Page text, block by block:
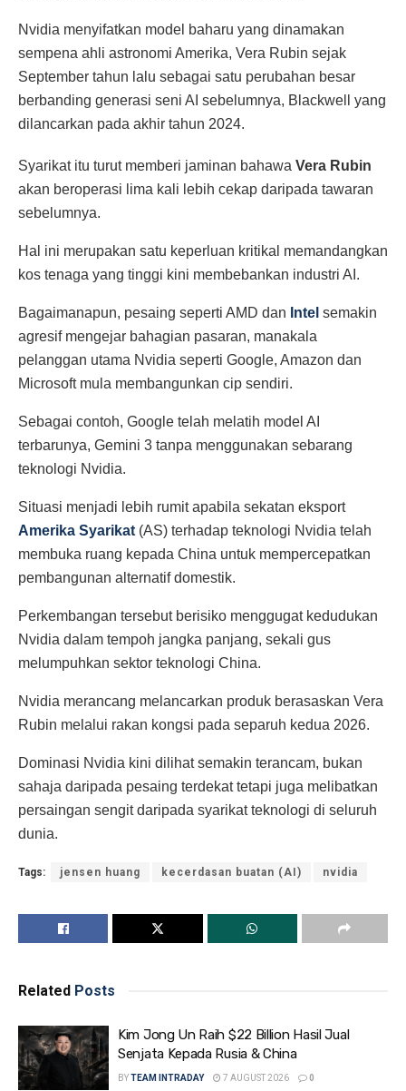
Nvidia menyifatkan model baharu yang dinamakan
sempena ahli astronomi Amerika, Vera Rubin sejak
September tahun lalu sebagai satu perubahan besar
berbanding generasi seni AI sebelumnya, Blackwell yang
dilancarkan pada akhir tahun 2024.
Syarikat itu turut memberi jaminan bahawa Vera Rubin
akan beroperasi lima kali lebih cekap daripada tawaran
sebelumnya.
Hal ini merupakan satu keperluan kritikal memandangkan
kos tenaga yang tinggi kini membebankan industri AI.
Bagaimanapun, pesaing seperti AMD dan Intel semakin
agresif mengejar bahagian pasaran, manakala
pelanggan utama Nvidia seperti Google, Amazon dan
Microsoft mula membangunkan cip sendiri.
Sebagai contoh, Google telah melatih model AI
terbarunya, Gemini 3 tanpa menggunakan sebarang
teknologi Nvidia.
Situasi menjadi lebih rumit apabila sekatan eksport
Amerika Syarikat (AS) terhadap teknologi Nvidia telah
membuka ruang kepada China untuk mempercepatkan
pembangunan alternatif domestik.
Perkembangan tersebut berisiko menggugat kedudukan
Nvidia dalam tempoh jangka panjang, sekali gus
melumpuhkan sektor teknologi China.
Nvidia merancang melancarkan produk berasaskan Vera
Rubin melalui rakan kongsi pada separuh kedua 2026.
Dominasi Nvidia kini dilihat semakin terancam, bukan
sahaja daripada pesaing terdekat tetapi juga melibatkan
persaingan sengit daripada syarikat teknologi di seluruh
dunia.
Tags: jensen huang kecerdasan buatan (AI) nvidia
Related Posts
Kim Jong Un Raih $22 Billion Hasil Jual
Senjata Kepada Rusia & China
BYTEAM INTRADAY 7 AUGUST 2026 0